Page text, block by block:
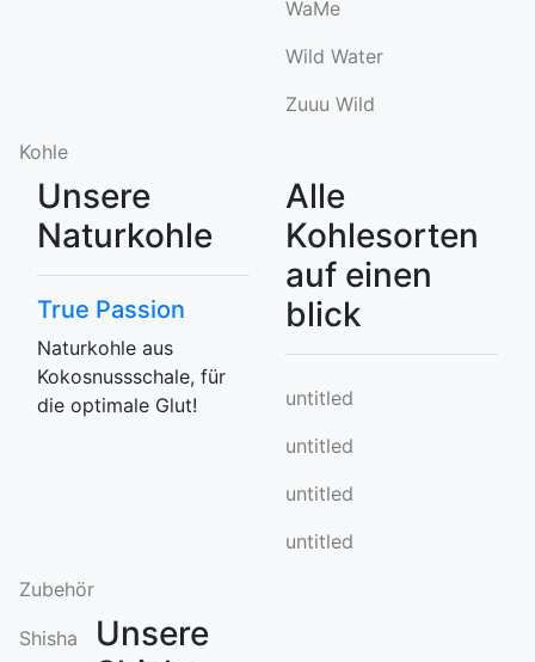
WaMe
Wild Water
Zuuu Wild
Kohle
Unsere
Naturkohle
True Passion
Naturkohle aus
Kokosnussschale, für
die optimale Glut!
Alle
Kohlesorten
auf einen
blick
untitled
untitled
untitled
untitled
Zubehör
Shisha
Unsere